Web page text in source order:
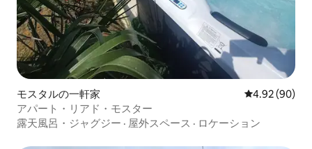
モスタルの一軒家 レビュー90
4.92 (90)
アパート・リアド・モスター
露天風呂・ジャグジー · 屋外スペース · ロケーション